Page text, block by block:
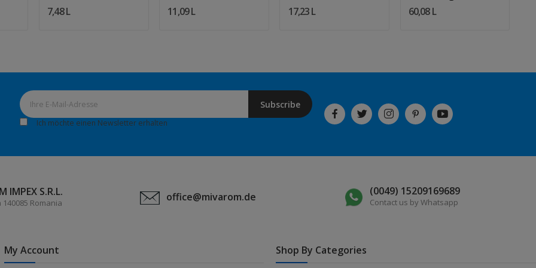
Alien
7,48 L
Alien
11,09 L
Alien
17,23 L
Schreibtisch 10–27
60,08 L
Subscribe
Ich möchte einen Newsletter erhalten
IMPEX S.R.L.
Romania office@mivarom.de (0049) 15209169689
Contact us by Whatsapp
My Account Shop By Categories